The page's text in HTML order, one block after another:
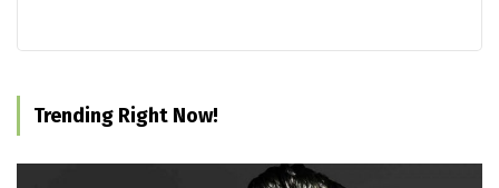
Trending Right Now!